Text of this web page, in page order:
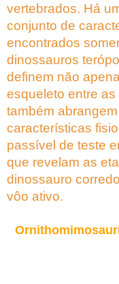
vertebrados. Há
conjunto de
encontrados
dinossauros
definem não
esqueleto entre
também
características
passível de teste
que revelam as
dinossauro
vôo ativo.